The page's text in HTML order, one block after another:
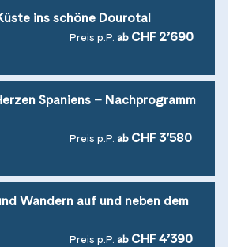
ins schöne Dourotal
Preis p.P. ab CHF 2’690
Spaniens – Nachprogramm
Preis p.P. ab CHF 3’580
Wandern auf und neben dem
Preis p.P. ab CHF 4’390